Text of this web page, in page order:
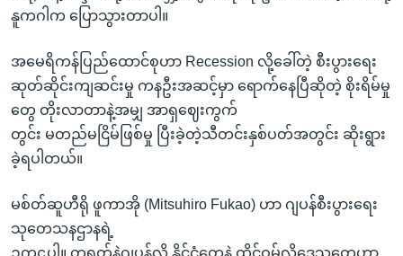
နူကဂါက ပြောသွားတာပါ။
အမေရိကန်ပြည်ထောင်စုဟာ Recession လို့ခေါ်တဲ့ စီးပွားရေး
ဆုတ်ဆိုင်းကျဆင်းမှု ကနဦးအဆင့်မှာ ရောက်နေပြီဆိုတဲ့ စိုးရိမ်မှု
တွေ တိုးလာတာနဲ့အမျှ အာရှဈေးကွက်
တွင်း မတည်မငြိမ်ဖြစ်မှု ပြီးခဲ့တဲ့သီတင်းနှစ်ပတ်အတွင်း ဆိုးရွား
ခဲ့ရပါတယ်။
မစ်တ်ဆူဟီရို ဖူကာအို (Mitsuhiro Fukao) ဟာ ဂျပန်စီးပွားရေး
သုတေသနဌာနရဲ့
ဥက္ကဋ္ဌပါ။ တရုတ်နဲ့ဂျပန်လို နိုင်ငံတွေနဲ့ ထိုင်ဝမ်လိုဒေသတွေဟာ